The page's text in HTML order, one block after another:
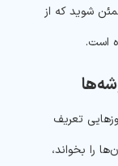
شوید که از
است.
تعریف
را بخواند،